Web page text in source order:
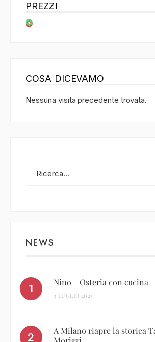
PREZZI
COSA DICEVAMO
Nessuna visita precedente trovata.
NEWS
Nino – Osteria con cucina
3 LUGLIO 2025
A Milano riapre la storica